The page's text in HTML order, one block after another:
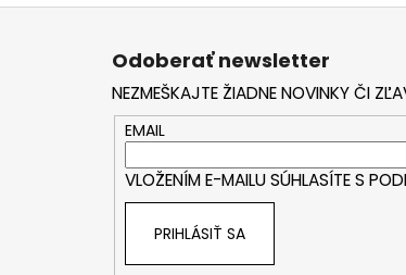
Z
Odoberať newsletter
NEZMEŠKAJTE ŽIADNE NOVINKY ČI
EMAIL
VLOŽENÍM E-MAILU SÚHLASÍTE S
PRIHLÁSIŤ SA